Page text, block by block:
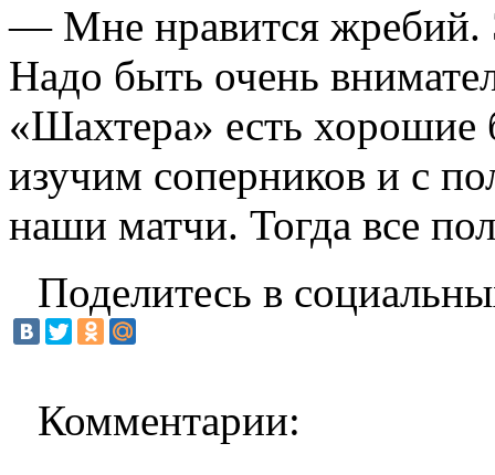
— Мне нравится жребий.
Надо быть очень
«Шахтера» есть
изучим соперников и с
наши матчи. Тогда все
Поделитесь в
Комментарии: